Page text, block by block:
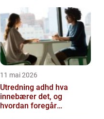
11 mai 2026
Utredning adhd hva
innebærer det, og
hvordan foregår